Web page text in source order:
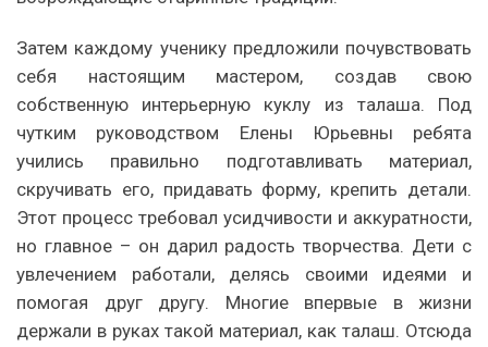
Затем каждому ученику предложили почувствовать
себя настоящим мастером, создав свою
собственную интерьерную куклу из талаша. Под
чутким руководством Елены Юрьевны ребята
учились правильно подготавливать материал,
скручивать его, придавать форму, крепить детали.
Этот процесс требовал усидчивости и аккуратности,
но главное – он дарил радость творчества. Дети с
увлечением работали, делясь своими идеями и
помогая друг другу. Многие впервые в жизни
держали в руках такой материал, как талаш. Отсюда